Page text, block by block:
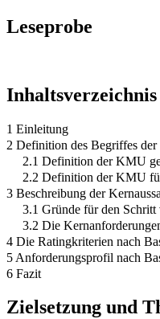
Leseprobe
Inhaltsverzeichnis
1 Einleitung
2 Definition des Begriffes
2.1 Definition der KMU
2.2 Definition der KMU
3 Beschreibung der
3.1 Gründe für den
3.2 Die
4 Die Ratingkriterien nach
5 Anforderungsprofil nach
6 Fazit
Zielsetzung und